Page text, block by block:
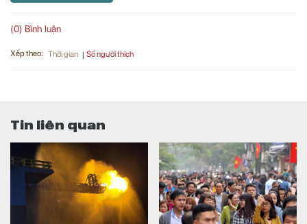
(0) Bình luận
Xếp theo: Thời gian Số người thích
Tin liên quan